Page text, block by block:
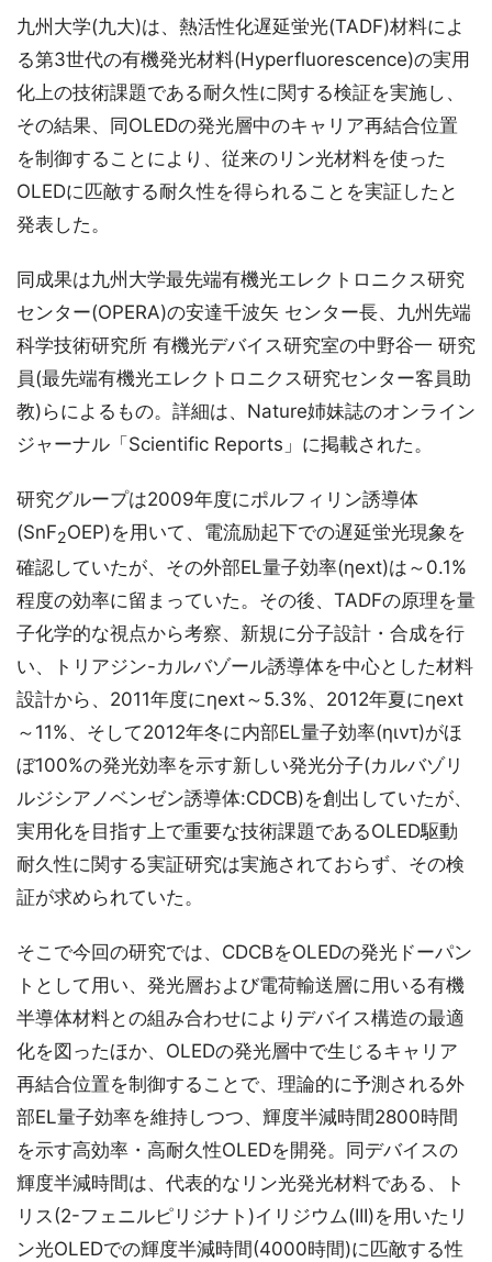
九州大学(九大)は、熱活性化遅延蛍光(TADF)材料によ
る第3世代の有機発光材料(Hyperfluorescence)の実用
化上の技術課題である耐久性に関する検証を実施し、
その結果、同OLEDの発光層中のキャリア再結合位置
を制御することにより、従来のリン光材料を使った
OLEDに匹敵する耐久性を得られることを実証したと
発表した。
同成果は九州大学最先端有機光エレクトロニクス研究
センター(OPERA)の安達千波矢 センター長、九州先端
科学技術研究所 有機光デバイス研究室の中野谷一 研究
員(最先端有機光エレクトロニクス研究センター客員助
教)らによるもの。詳細は、Nature姉妹誌のオンライン
ジャーナル「Scientific Reports」に掲載された。
研究グループは2009年度にポルフィリン誘導体
(SnF2OEP)を用いて、電流励起下での遅延蛍光現象を
確認していたが、その外部EL量子効率(ηext)は～0.1%
程度の効率に留まっていた。その後、TADFの原理を量
子化学的な視点から考察、新規に分子設計・合成を行
い、トリアジン-カルバゾール誘導体を中心とした材料
設計から、2011年度にηext～5.3%、2012年夏にηext
～11%、そして2012年冬に内部EL量子効率(ηιντ)がほ
ぼ100%の発光効率を示す新しい発光分子(カルバゾリ
ルジシアノベンゼン誘導体:CDCB)を創出していたが、
実用化を目指す上で重要な技術課題であるOLED駆動
耐久性に関する実証研究は実施されておらず、その検
証が求められていた。
そこで今回の研究では、CDCBをOLEDの発光ドーパン
トとして用い、発光層および電荷輸送層に用いる有機
半導体材料との組み合わせによりデバイス構造の最適
化を図ったほか、OLEDの発光層中で生じるキャリア
再結合位置を制御することで、理論的に予測される外
部EL量子効率を維持しつつ、輝度半減時間2800時間
を示す高効率・高耐久性OLEDを開発。同デバイスの
輝度半減時間は、代表的なリン光発光材料である、ト
リス(2-フェニルピリジナト)イリジウム(III)を用いたリ
ン光OLEDでの輝度半減時間(4000時間)に匹敵する性